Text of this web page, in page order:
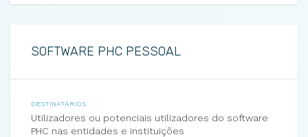
SOFTWARE PHC PESSOAL
DESTINATÁRIOS
Utilizadores ou potenciais utilizadores do software
PHC nas entidades e instituições